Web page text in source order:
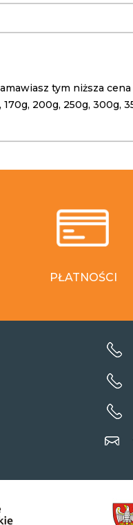
tym niższa cena
170g, 200g, 250g, 300g,
PŁATNOŚCI